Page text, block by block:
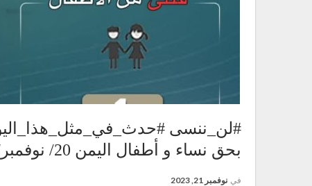
#لن_ننسى
بحق نساء و أطفال اليمن 20/ نوفمبر/2017م
في نوفمبر 21, 2023